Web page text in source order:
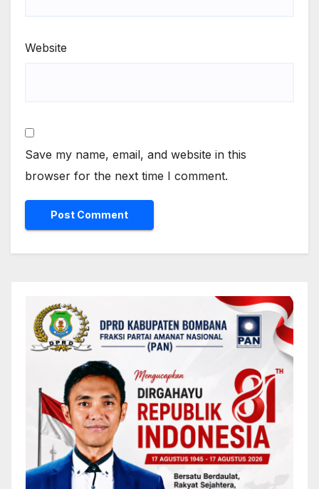
Website
Save my name, email, and website in this
browser for the next time I comment.